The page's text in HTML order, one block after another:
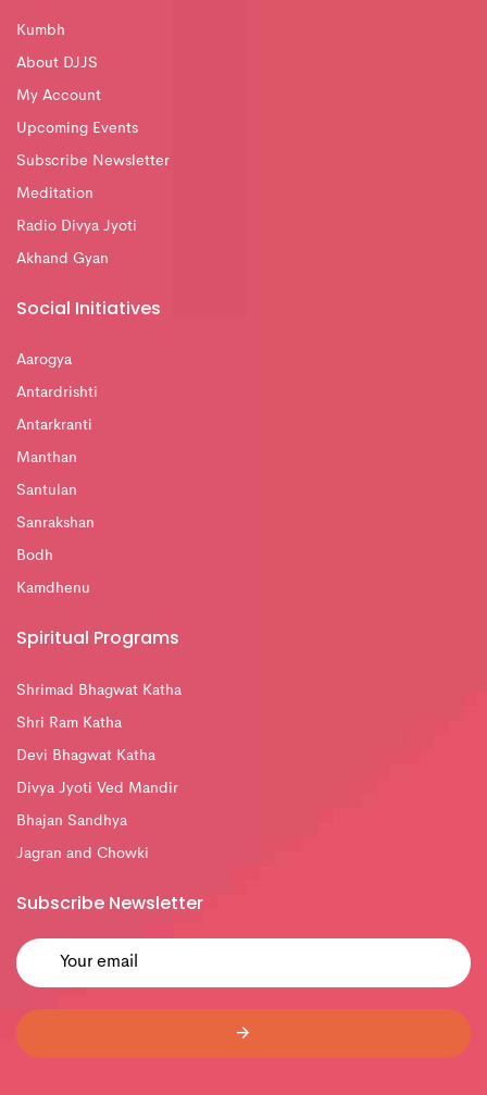
Kumbh
About DJJS
My Account
Upcoming Events
Subscribe Newsletter
Meditation
Radio Divya Jyoti
Akhand Gyan
Social Initiatives
Aarogya
Antardrishti
Antarkranti
Manthan
Santulan
Sanrakshan
Bodh
Kamdhenu
Spiritual Programs
Shrimad Bhagwat Katha
Shri Ram Katha
Devi Bhagwat Katha
Divya Jyoti Ved Mandir
Bhajan Sandhya
Jagran and Chowki
Subscribe Newsletter